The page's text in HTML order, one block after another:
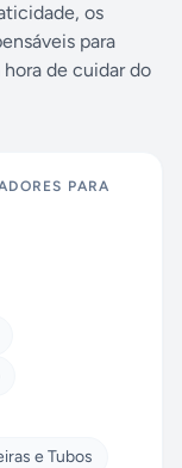
os
para
de cuidar do
PARA
e Tubos